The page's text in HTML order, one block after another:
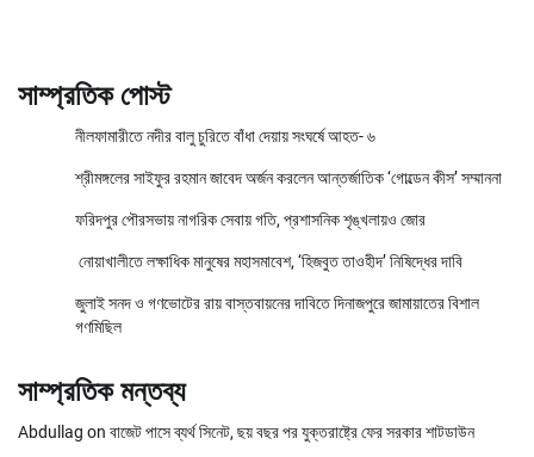
সাম্প্রতিক পোস্ট
নীলফামারীতে নদীর বালু চুরিতে বাঁধা দেয়ায় সংঘর্ষে আহত- ৬
শ্রীমঙ্গলের সাইফুর রহমান জাবেদ অর্জন করলেন আন্তর্জাতিক ‘গোল্ডেন কীস’ সম্মাননা
ফরিদপুর পৌরসভায় নাগরিক সেবায় গতি, প্রশাসনিক শৃঙ্খলায়ও জোর
নোয়াখালীতে লক্ষাধিক মানুষের মহাসমাবেশ, ‘হিজবুত তাওহীদ’ নিষিদ্ধের দাবি
জুলাই সনদ ও গণভোটের রায় বাস্তবায়নের দাবিতে দিনাজপুরে জামায়াতের বিশাল
গণমিছিল
সাম্প্রতিক মন্তব্য
Abdullag on বাজেট পাসে ব্যর্থ সিনেট, ছয় বছর পর যুক্তরাষ্ট্রে ফের সরকার শাটডাউন